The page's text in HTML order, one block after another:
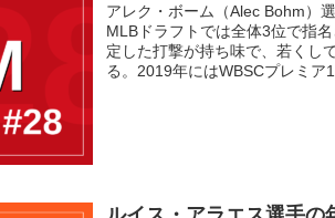
アレク・ボーム（Alec Bohm）
MLBドラフトでは全体3位で指
定した打撃が持ち味で、若くし
る。2019年にはWBSCプレミア